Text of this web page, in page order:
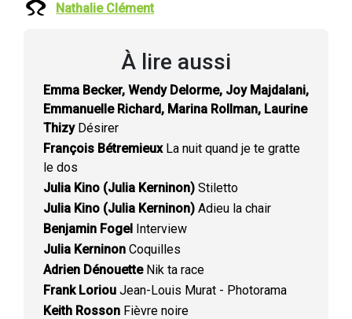
Nathalie Clément
À lire aussi
Emma Becker, Wendy Delorme, Joy Majdalani,
Emmanuelle Richard, Marina Rollman, Laurine
ThizyDésirer
François BétremieuxLa nuit quand je te gratte
le dos
Julia Kino (Julia Kerninon) Stiletto
Julia Kino (Julia Kerninon) Adieu la chair
Benjamin Fogel Interview
Julia Kerninon Coquilles
Adrien DénouetteNik ta race
Frank Loriou Jean-Louis Murat - Photorama
Keith Rosson Fièvre noire